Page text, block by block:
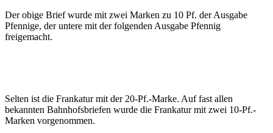
Der obige Brief wurde mit zwei Marken zu 10 Pf. der Ausgabe
Pfennige, der untere mit der folgenden Ausgabe Pfennig
freigemacht.
Selten ist die Frankatur mit der 20-Pf.-Marke. Auf fast allen
bekannten Bahnhofsbriefen wurde die Frankatur mit zwei 10-Pf.-
Marken vorgenommen.